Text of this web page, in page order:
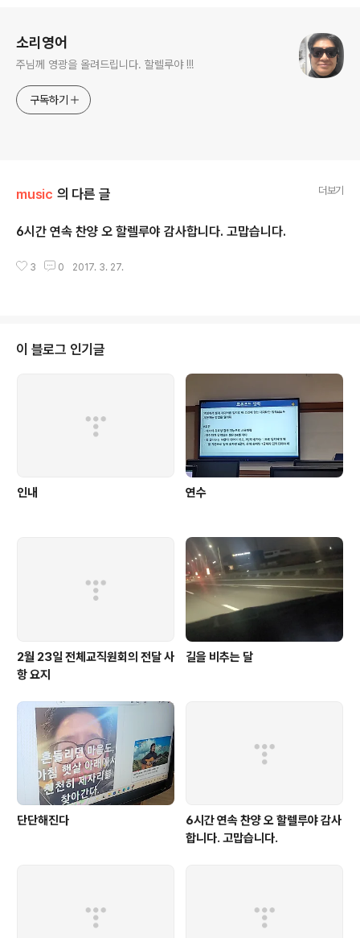
소리영어
주님께 영광을 올려드립니다. 할렐루야 !!!
구독하기
music 의 다른 글 더보기
6시간 연속 찬양 오 할렐루야 감사합니다. 고맙습니다.
3 0 2017. 3. 27.
이 블로그 인기글
인내 연수
2월 23일 전체교직원회의 전달 사
항 요지
길을 비추는 달
단단해진다
6시간 연속 찬양 오 할렐루야 감사
합니다. 고맙습니다.